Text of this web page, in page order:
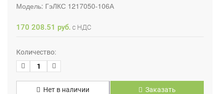
Модель: ГэЛКС 1217050-106А
170 208.51 руб. с НДС
Количество:
Нет в наличии Заказать